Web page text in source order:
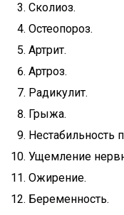
Сколиоз.
Остеопороз.
Артрит.
Артроз.
Радикулит.
Грыжа.
Нестабильность
Ущемление
Ожирение.
Беременность.